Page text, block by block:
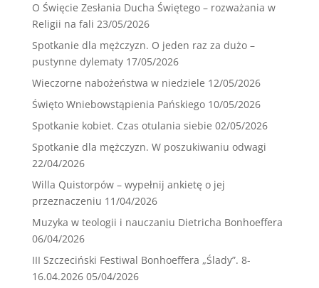
O Święcie Zesłania Ducha Świętego – rozważania w
Religii na fali 23/05/2026
Spotkanie dla mężczyzn. O jeden raz za dużo –
pustynne dylematy 17/05/2026
Wieczorne nabożeństwa w niedziele 12/05/2026
Święto Wniebowstąpienia Pańskiego 10/05/2026
Spotkanie kobiet. Czas otulania siebie 02/05/2026
Spotkanie dla mężczyzn. W poszukiwaniu odwagi
22/04/2026
Willa Quistorpów – wypełnij ankietę o jej
przeznaczeniu 11/04/2026
Muzyka w teologii i nauczaniu Dietricha Bonhoeffera
06/04/2026
III Szczeciński Festiwal Bonhoeffera „Ślady”. 8-
16.04.2026 05/04/2026